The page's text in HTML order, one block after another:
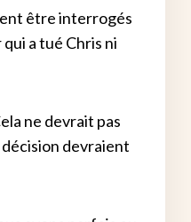
être interrogés
a tué Chris ni
ne devrait pas
devraient